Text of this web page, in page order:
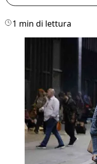
1 min di lettura